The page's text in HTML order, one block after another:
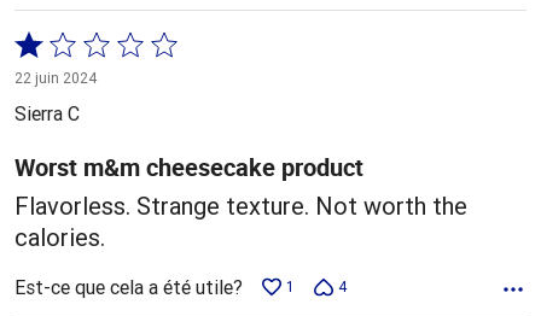
Coté
1 sur
5
22 juin 2024
Sierra C
Worst m&m cheesecake product
Flavorless. Strange texture. Not worth the
calories.
Est-ce que cela a été utile? 1 4